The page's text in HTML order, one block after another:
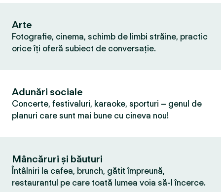
Arte
Fotografie, cinema, schimb de limbi străine, practic
orice îți oferă subiect de conversație.
Adunări sociale
Concerte, festivaluri, karaoke, sporturi – genul de
planuri care sunt mai bune cu cineva nou!
Mâncăruri și băuturi
Întâlniri la cafea, brunch, gătit împreună,
restaurantul pe care toată lumea voia să-l încerce.